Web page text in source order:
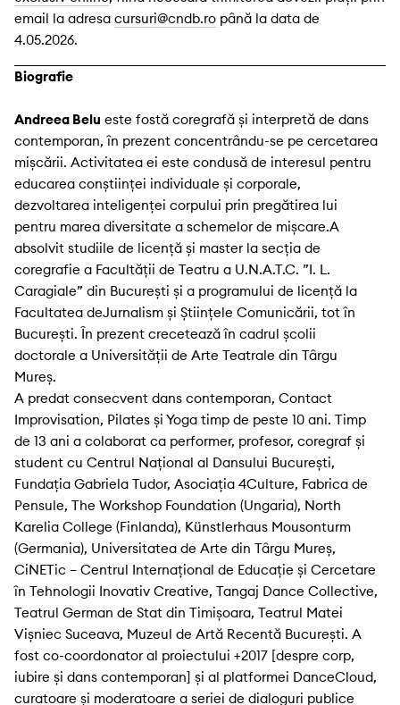
email la adresa cursuri@cndb.ro până la data de
4.05.2026.
Biografie
Andreea Belu este fostă coregrafă și interpretă de dans
contemporan, în prezent concentrându-se pe cercetarea
mișcării. Activitatea ei este condusă de interesul pentru
educarea conștiinţei individuale și corporale,
dezvoltarea inteligenţei corpului prin pregătirea lui
pentru marea diversitate a schemelor de mișcare.A
absolvit studiile de licență și master la secția de
coregrafie a Facultății de Teatru a U.N.A.T.C. ”I. L.
Caragiale” din București și a programului de licență la
Facultatea deJurnalism și Științele Comunicării, tot în
București. În prezent crecetează în cadrul școlii
doctorale a Universității de Arte Teatrale din Târgu
Mureș.
A predat consecvent dans contemporan, Contact
Improvisation, Pilates și Yoga timp de peste 10 ani. Timp
de 13 ani a colaborat ca performer, profesor, coregraf și
student cu Centrul Național al Dansului București,
Fundația Gabriela Tudor, Asociația 4Culture, Fabrica de
Pensule, The Workshop Foundation (Ungaria), North
Karelia College (Finlanda), Künstlerhaus Mousonturm
(Germania), Universitatea de Arte din Târgu Mureș,
CiNETic – Centrul Internațional de Educație și Cercetare
în Tehnologii Inovativ Creative, Tangaj Dance Collective,
Teatrul German de Stat din Timișoara, Teatrul Matei
Vișniec Suceava, Muzeul de Artă Recentă București. A
fost co-coordonator al proiectului +2017 [despre corp,
iubire și dans contemporan] și al platformei DanceCloud,
curatoare și moderatoare a seriei de dialoguri publice